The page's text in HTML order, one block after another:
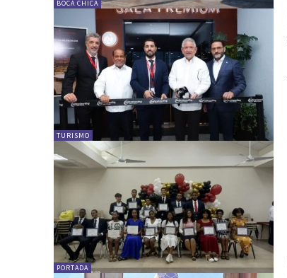
BOCA CHICA
TURISMO
PORTADA